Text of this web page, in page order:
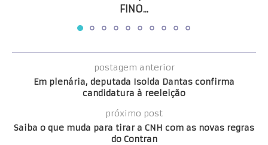
FINO...
postagem anterior
Em plenária, deputada Isolda Dantas confirma
candidatura à reeleição
próximo post
Saiba o que muda para tirar a CNH com as novas regras
do Contran